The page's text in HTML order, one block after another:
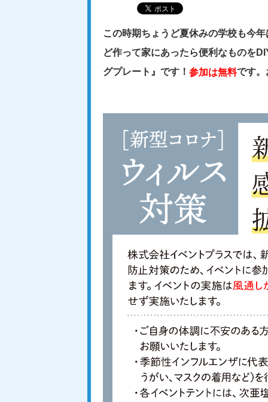
この時期ちょうど夏休みの学校も今
ど作って家にあったら便利なものを
グプレート』です！ 参加は無料です。